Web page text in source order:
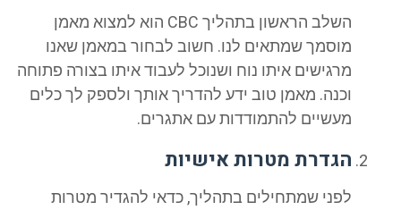
השלב הראשון בתהליך CBC הוא למצוא מאמן
מוסמך שמתאים לנו. חשוב לבחור במאמן שאנו
מרגישים איתו נוח ושנוכל לעבוד איתו בצורה פתוחה
וכנה. מאמן טוב ידע להדריך אותך ולספק לך כלים
מעשיים להתמודדות עם אתגרים.
הגדרת מטרות אישיות
לפני שמתחילים בתהליך, כדאי להגדיר מטרות